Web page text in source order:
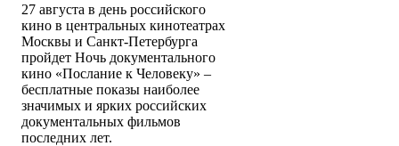
27 августа в день российского
кино в центральных кинотеатрах
Москвы и Санкт-Петербурга
пройдет Ночь документального
кино «Послание к Человеку» –
бесплатные показы наиболее
значимых и ярких российских
документальных фильмов
последних лет.